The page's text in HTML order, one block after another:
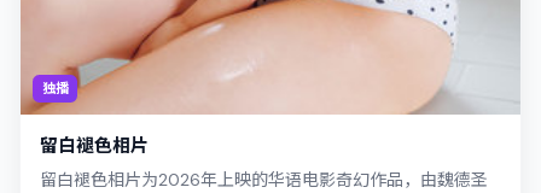
独播
留白褪色相片
留白褪色相片为2026年上映的华语电影奇幻作品，由魏德圣